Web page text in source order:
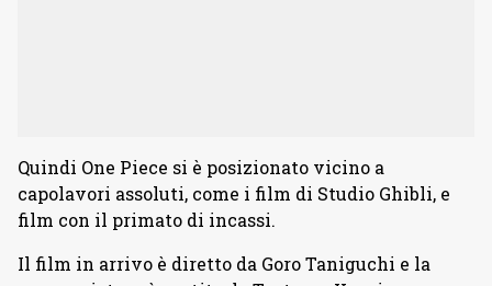
Quindi One Piece si è posizionato vicino a
capolavori assoluti, come i film di Studio Ghibli, e
film con il primato di incassi.
Il film in arrivo è diretto da Goro Taniguchi e la